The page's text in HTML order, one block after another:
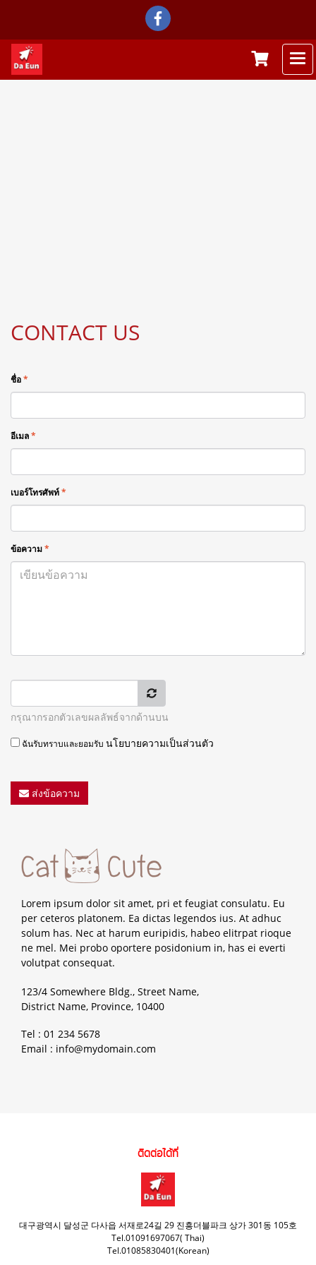
CONTACT US
ชื่อ*
อีเมล*
เบอร์โทรศัพท์*
ข้อความ*
กรุณากรอกตัวเลขผลลัพธ์จากด้านบน
ฉันรับทราบและยอมรับ นโยบายความเป็นส่วนตัว
ส่งข้อความ
Lorem ipsum dolor sit amet, pri et feugiat consulatu. Eu
per ceteros platonem. Ea dictas legendos ius. At adhuc
solum has. Nec at harum euripidis, habeo elitrpat rioque
ne mel. Mei probo oportere posidonium in, has ei everti
volutpat consequat.
123/4 Somewhere Bldg., Street Name,
District Name, Province, 10400
Tel : 01 234 5678
Email : info@mydomain.com
ติดต่อได้ที่
대구광역시 달성군 다사읍 서재로24길 29 진흥더블파크 상가 301동 105호
Tel.01091697067( Thai)
Tel.01085830401(Korean)